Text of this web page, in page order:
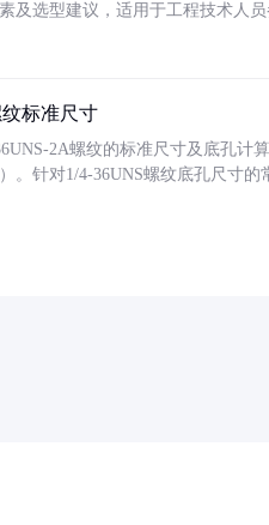
及选型建议，适用于工程技术人员
纹标准尺寸
2A螺纹的标准尺寸及底孔计
）。针对1/4-36UNS螺纹底孔尺寸